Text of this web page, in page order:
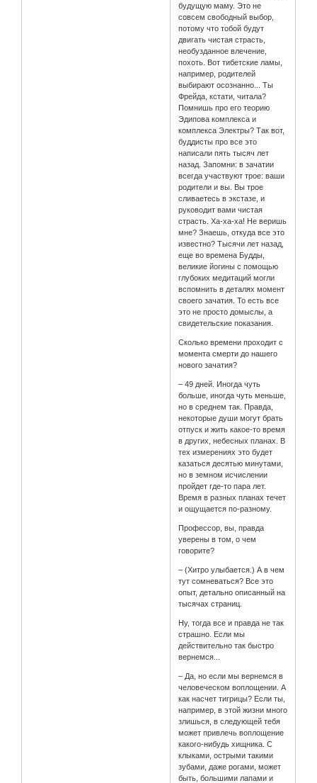
будущую маму. Это не
совсем свободный выбор,
потому что тобой будут
двигать чистая страсть,
необузданное влечение,
похоть. Вот тибетские ламы,
например, родителей
выбирают осознанно... Ты
Фрейда, кстати, читала?
Помнишь про его теорию
Эдипова комплекса и
комплекса Электры? Так вот,
буддисты про все это
написали пять тысяч лет
назад. Запомни: в зачатии
всегда участвуют трое: ваши
родители и вы. Вы трое
сливаетесь в экстазе, и
руководит вами чистая
страсть. Ха-ха-ха! Не веришь
мне? Знаешь, откуда все это
известно? Тысячи лет назад,
еще во времена Будды,
великие йогины с помощью
глубоких медитаций могли
вспомнить в деталях момент
своего зачатия. То есть все
это не просто домыслы, а
свидетельские показания.
Сколько времени проходит с
момента смерти до нашего
нового зачатия?
– 49 дней. Иногда чуть
больше, иногда чуть меньше,
но в среднем так. Правда,
некоторые души могут брать
отпуск и жить какое-то время
в других, небесных планах. В
тех измерениях это будет
казаться десятью минутами,
но в земном исчислении
пройдет где-то пара лет.
Время в разных планах течет
и ощущается по-разному.
Профессор, вы, правда
уверены в том, о чем
говорите?
– (Хитро улыбается.) А в чем
тут сомневаться? Все это
опыт, детально описанный на
тысячах страниц.
Ну, тогда все и правда не так
страшно. Если мы
действительно так быстро
вернемся...
– Да, но если мы вернемся в
человеческом воплощении. А
как насчет тигрицы? Если ты,
например, в этой жизни много
злишься, в следующей тебя
может привлечь воплощение
какого-нибудь хищника. С
клыками, острыми такими
зубами, даже рогами, может
быть, большими лапами и